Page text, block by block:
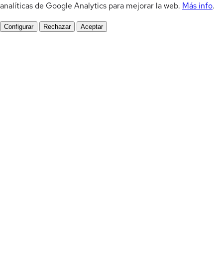
analíticas de Google Analytics para mejorar la web. Más info.
Configurar Rechazar Aceptar